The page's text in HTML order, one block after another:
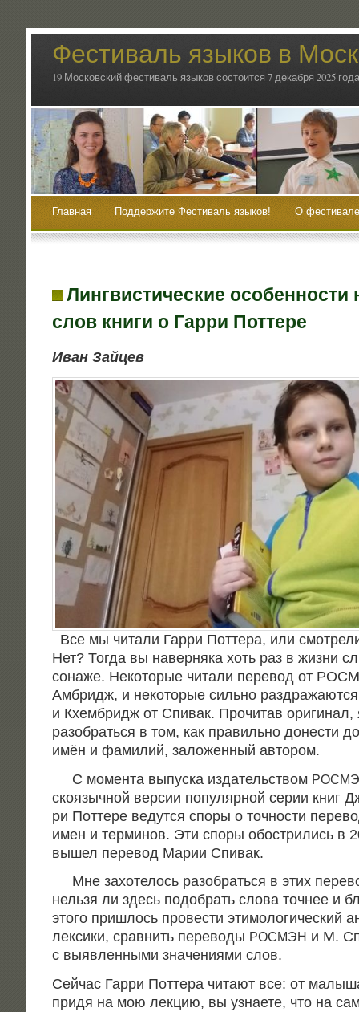
Фестиваль языков в
19 Московский фестиваль языков состоится 7 декабря 2025
Главная Поддержите Фестиваль языков! О
Лингвистические особенности
слов книги о Гарри Поттере
Иван Зай­цев
Все мы чита­ли Гар­ри Пот­те­ра, или
Нет? Тогда вы навер­ня­ка хоть раз в жиз­ни
со­на­же. Неко­то­рые чита­ли пере­вод от
Амбридж, и неко­то­рые силь­но
и Кхем­бридж от Спи­вак. Про­чи­тав
разо­брать­ся в том, как пра­виль­но доне­сти
имён и фами­лий, зало­жен­ный автором.
С момен­та выпус­ка изда­тель­ством
ско­языч­ной вер­сии попу­ляр­ной серии книг
ри Пот­те­ре ведут­ся спо­ры о точ­но­сти
имен и тер­ми­нов. Эти спо­ры обост­ри­лись в
вышел пере­вод Марии Спивак.
Мне захо­те­лось разо­брать­ся в этих
нель­зя ли здесь подо­брать сло­ва точ­нее и
это­го при­шлось про­ве­сти эти­мо­ло­ги­че­ский
лек­си­ки, срав­нить пере­во­ды РОСМЭН и М.
с выяв­лен­ны­ми зна­че­ни­я­ми слов.
Сей­час Гар­ри Пот­те­ра чита­ют все: от
при­дя на мою лек­цию, вы узна­е­те, что на